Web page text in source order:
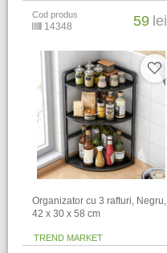
Cod produs
14348 59 lei
Organizator cu 3 rafturi, Negru,
42 x 30 x 58 cm
TREND MARKET